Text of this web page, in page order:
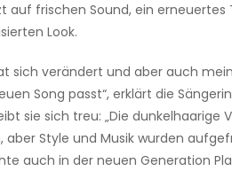
auf frischen Sound, ein erneuertes
Look.
sich verändert und aber auch
Song passt“, erklärt die
sie sich treu: „Die dunkelhaarige
aber Style und Musik wurden
auch in der neuen Generation